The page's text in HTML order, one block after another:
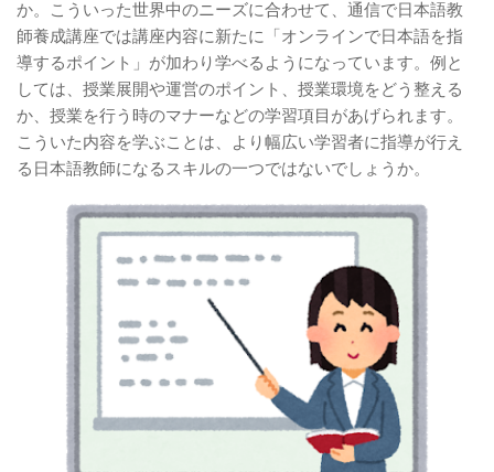
か。こういった世界中のニーズに合わせて、通信で日本語教
師養成講座では講座内容に新たに「オンラインで日本語を指
導するポイント」が加わり学べるようになっています。例と
しては、授業展開や運営のポイント、授業環境をどう整える
か、授業を行う時のマナーなどの学習項目があげられます。
こういた内容を学ぶことは、より幅広い学習者に指導が行え
る日本語教師になるスキルの一つではないでしょうか。